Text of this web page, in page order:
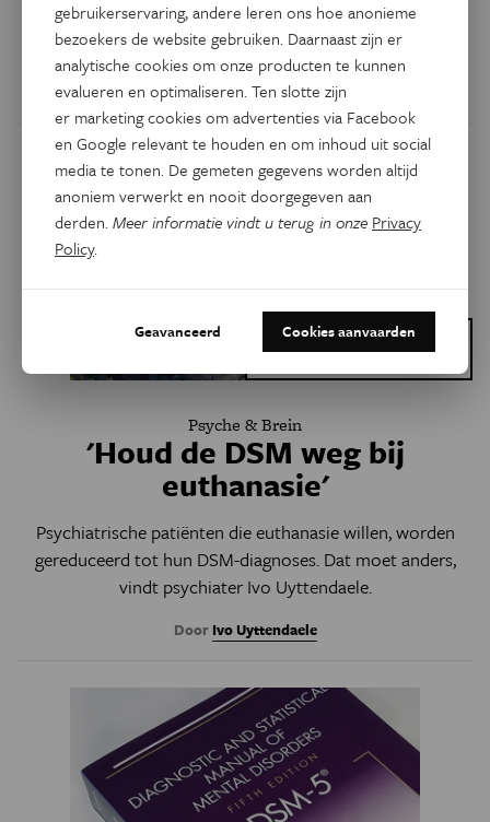
daar al jaren voor. Toch ziet niet iedereen daar het nut van
in. “Rouwen is geen ziekte.”
DoorMaurice Timmermans
Dit is een artikel van:
Eos Opinie
Psyche & Brein
'Houd de DSM weg bij
euthanasie'
Psychiatrische patiënten die euthanasie willen, worden
gereduceerd tot hun DSM-diagnoses. Dat moet anders,
vindt psychiater Ivo Uyttendaele.
Door Ivo Uyttendaele
gebruikerservaring, andere leren ons hoe anonieme
bezoekers de website gebruiken. Daarnaast zijn er
analytische cookies om onze producten te kunnen
evalueren en optimaliseren. Ten slotte zijn
er marketing cookies om advertenties via Facebook
en Google relevant te houden en om inhoud uit social
media te tonen. De gemeten gegevens worden altijd
anoniem verwerkt en nooit doorgegeven aan
derden.Meer informatie vindt u terug in onze Privacy
Policy.
Geavanceerd Cookies aanvaarden